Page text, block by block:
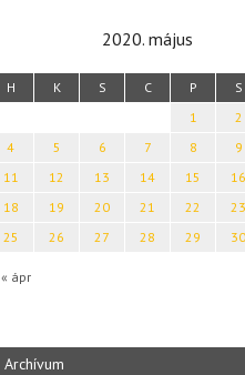
2020. május
H K S C P S
« ápr
1 2
4
5 6 7 8 9
11
12 13 14 15 16
18
19 20 21 22 23
25
26 27 28 29 30
Archívum